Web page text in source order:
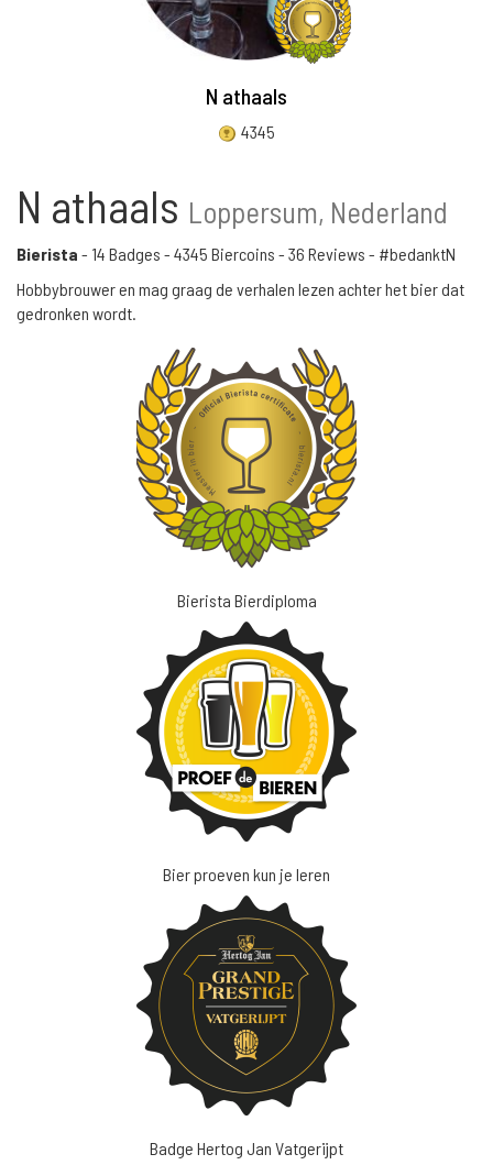
N athaals
4345
N athaals Loppersum, Nederland
Bierista - 14 Badges - 4345 Biercoins - 36 Reviews - #bedanktN
Hobbybrouwer en mag graag de verhalen lezen achter het bier dat
gedronken wordt.
Bierista Bierdiploma
Bier proeven kun je leren
Badge Hertog Jan Vatgerijpt